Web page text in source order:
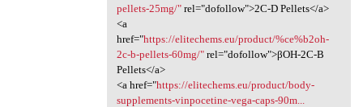
pellets-25mg/"rel="dofollow">2C-D Pellets</a>
<a
href="https://elitechems.eu/product/%ce%b2oh-
2c-b-pellets-60mg/"rel="dofollow">βOH-2C-B
Pellets</a>
<a href="https://elitechems.eu/product/body-
supplements-vinpocetine-vega-caps-90m...